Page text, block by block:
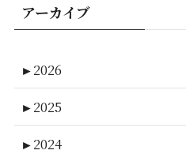
アーカイブ
►2026
►2025
►2024